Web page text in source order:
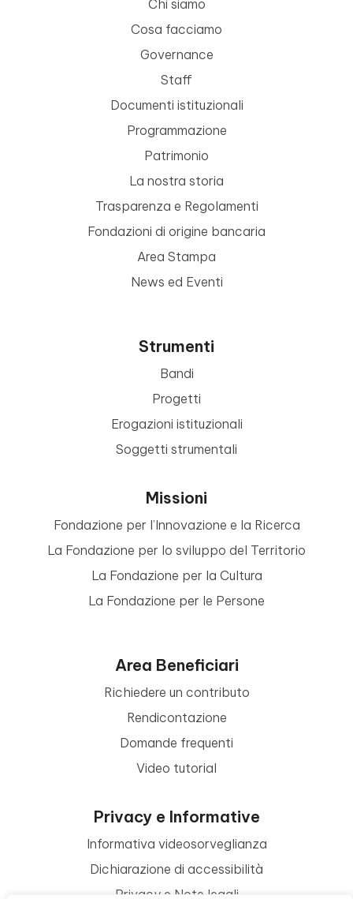
Chi siamo
Cosa facciamo
Governance
Staff
Documenti istituzionali
Programmazione
Patrimonio
La nostra storia
Trasparenza e Regolamenti
Fondazioni di origine bancaria
Area Stampa
News ed Eventi
Strumenti
Bandi
Progetti
Erogazioni istituzionali
Soggetti strumentali
Missioni
Fondazione per l’Innovazione e la Ricerca
La Fondazione per lo sviluppo del Territorio
La Fondazione per la Cultura
La Fondazione per le Persone
Area Beneficiari
Richiedere un contributo
Rendicontazione
Domande frequenti
Video tutorial
Privacy e Informative
Informativa videosorveglianza
Dichiarazione di accessibilità
Privacy e Note legali